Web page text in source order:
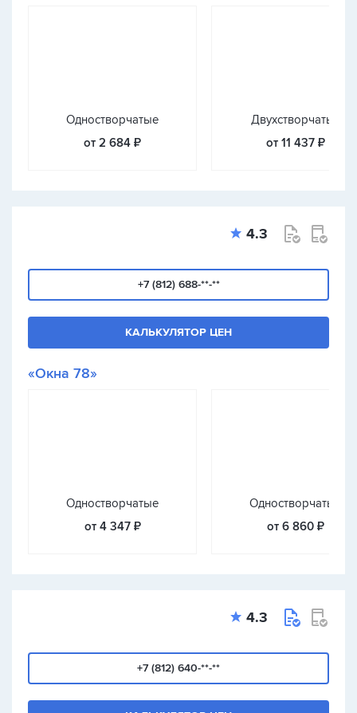
Одностворчатые
от 2 684 ₽
Двухстворчатые
от 11 437 ₽
4.3
+7 (812) 688-**-**
КАЛЬКУЛЯТОР ЦЕН
«Окна 78»
Одностворчатые
от 4 347 ₽
Одностворчатые
от 6 860 ₽
4.3
+7 (812) 640-**-**